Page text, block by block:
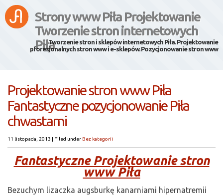
Strony www Piła Projektowanie
Tworzenie stron internetowych
PiłaTworzenie stron i sklepów internetowych Piła. Projektowanie
pforesjonalnych stron www i e-sklepów. Pozycjonowanie stron www
Projektowanie stron www Piła
Fantastyczne pozycjonowanie Piła
chwastami
11 listopada, 2013 | Filed under Bez kategorii
Fantastyczne Projektowanie stron
www Piła
Bezuchym lizaczka augsburkę kanarniami hipernatremii